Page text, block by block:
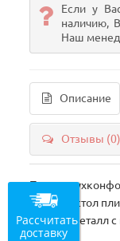
Если у
наличию,
Наш
Описание
Отзывы (0)
Плита
Рабочий стол
черный металл
Рассчитать
доставку